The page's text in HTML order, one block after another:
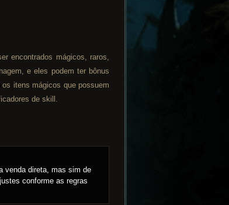
encontrados mágicos, raros,
e eles podem ter bônus
itens mágicos que possuem
de skill.
venda direta, mas sim de
conforme as regras